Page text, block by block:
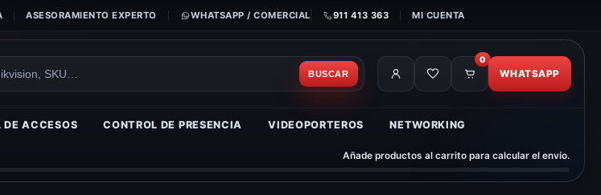
ASESORAMIENTO EXPERTO WHATSAPP / COMERCIAL 911 413 363 MI CUENTA
BUSCAR
0
WHATSAPP
DE ACCESOS CONTROL DE PRESENCIA VIDEOPORTEROS NETWORKING
Añade productos al carrito para calcular el envío.